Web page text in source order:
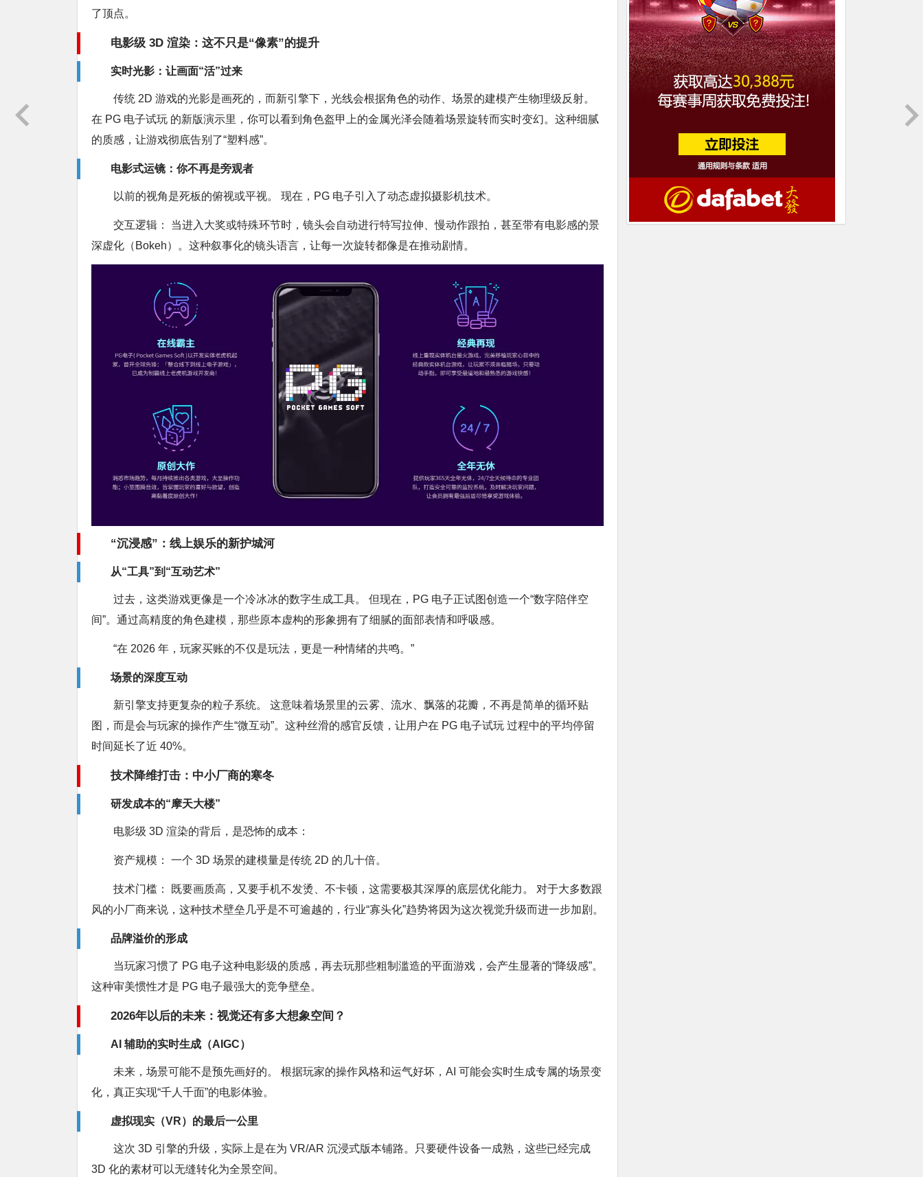
了顶点。
电影级 3D 渲染：这不只是“像素”的提升
实时光影：让画面“活”过来
传统 2D 游戏的光影是画死的，而新引擎下，光线会根据角色的动作、场景的建模产生物理级反射。
在 PG 电子试玩 的新版演示里，你可以看到角色盔甲上的金属光泽会随着场景旋转而实时变幻。这种细腻
的质感，让游戏彻底告别了“塑料感”。
电影式运镜：你不再是旁观者
以前的视角是死板的俯视或平视。 现在，PG 电子引入了动态虚拟摄影机技术。
交互逻辑： 当进入大奖或特殊环节时，镜头会自动进行特写拉伸、慢动作跟拍，甚至带有电影感的景
深虚化（Bokeh）。这种叙事化的镜头语言，让每一次旋转都像是在推动剧情。
“沉浸感”：线上娱乐的新护城河
从“工具”到“互动艺术”
过去，这类游戏更像是一个冷冰冰的数字生成工具。 但现在，PG 电子正试图创造一个“数字陪伴空
间”。通过高精度的角色建模，那些原本虚构的形象拥有了细腻的面部表情和呼吸感。
“在 2026 年，玩家买账的不仅是玩法，更是一种情绪的共鸣。”
场景的深度互动
新引擎支持更复杂的粒子系统。 这意味着场景里的云雾、流水、飘落的花瓣，不再是简单的循环贴
图，而是会与玩家的操作产生“微互动”。这种丝滑的感官反馈，让用户在 PG 电子试玩 过程中的平均停留
时间延长了近 40%。
技术降维打击：中小厂商的寒冬
研发成本的“摩天大楼”
电影级 3D 渲染的背后，是恐怖的成本：
资产规模： 一个 3D 场景的建模量是传统 2D 的几十倍。
技术门槛： 既要画质高，又要手机不发烫、不卡顿，这需要极其深厚的底层优化能力。 对于大多数跟
风的小厂商来说，这种技术壁垒几乎是不可逾越的，行业“寡头化”趋势将因为这次视觉升级而进一步加剧。
品牌溢价的形成
当玩家习惯了 PG 电子这种电影级的质感，再去玩那些粗制滥造的平面游戏，会产生显著的“降级感”。
这种审美惯性才是 PG 电子最强大的竞争壁垒。
2026年以后的未来：视觉还有多大想象空间？
AI 辅助的实时生成（AIGC）
未来，场景可能不是预先画好的。 根据玩家的操作风格和运气好坏，AI 可能会实时生成专属的场景变
化，真正实现“千人千面”的电影体验。
虚拟现实（VR）的最后一公里
这次 3D 引擎的升级，实际上是在为 VR/AR 沉浸式版本铺路。只要硬件设备一成熟，这些已经完成
3D 化的素材可以无缝转化为全景空间。